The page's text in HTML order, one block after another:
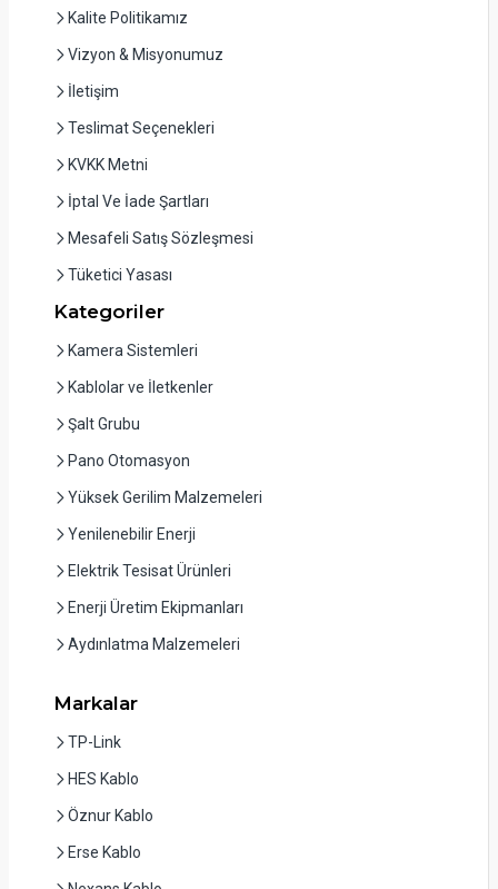
Kalite Politikamız
Vizyon & Misyonumuz
İletişim
Teslimat Seçenekleri
KVKK Metni
İptal Ve İade Şartları
Mesafeli Satış Sözleşmesi
Tüketici Yasası
Kategoriler
Kamera Sistemleri
Kablolar ve İletkenler
Şalt Grubu
Pano Otomasyon
Yüksek Gerilim Malzemeleri
Yenilenebilir Enerji
Elektrik Tesisat Ürünleri
Enerji Üretim Ekipmanları
Aydınlatma Malzemeleri
Markalar
TP-Link
HES Kablo
Öznur Kablo
Erse Kablo